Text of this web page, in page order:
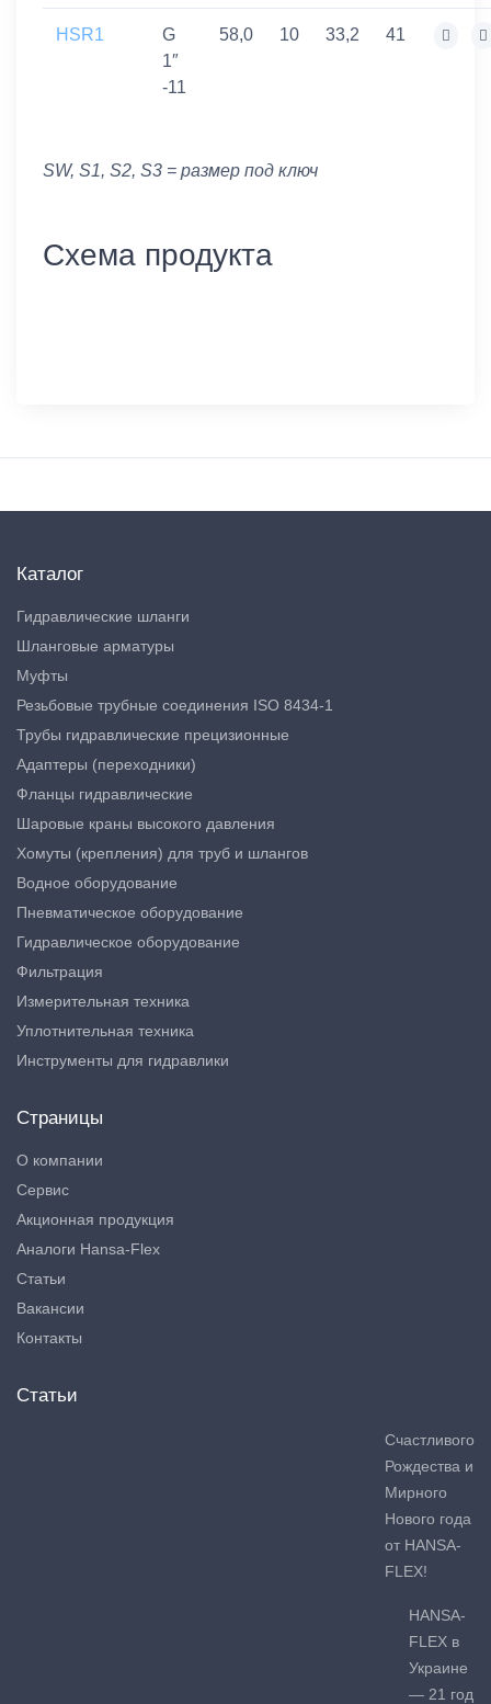
HSR1
G
1″
-11
58,0 10 33,2 41
SW, S1, S2, S3 = размер под ключ
Схема продукта
Каталог
Гидравлические шланги
Шланговые арматуры
Муфты
Резьбовые трубные соединения ISO 8434-1
Трубы гидравлические прецизионные
Адаптеры (переходники)
Фланцы гидравлические
Шаровые краны высокого давления
Хомуты (крепления) для труб и шлангов
Водное оборудование
Пневматическое оборудование
Гидравлическое оборудование
Фильтрация
Измерительная техника
Уплотнительная техника
Инструменты для гидравлики
Страницы
О компании
Сервис
Акционная продукция
Аналоги Hansa-Flex
Статьи
Вакансии
Контакты
Статьи
Счастливого
Рождества и
Мирного
Нового года
от HANSA-
FLEX!
HANSA-
FLEX в
Украине
— 21 год